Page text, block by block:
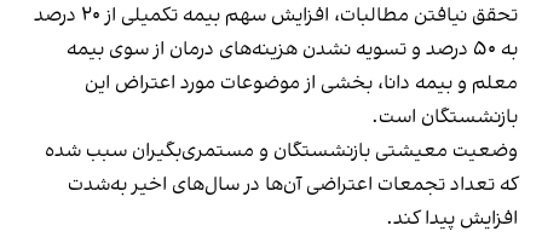
تحقق نیافتن مطالبات، افزایش سهم بیمه تکمیلی از ۲۰ درصد
به ۵۰ درصد و تسویه نشدن هزینه‌های درمان از سوی بیمه
معلم و بیمه دانا، بخشی از موضوعات مورد اعتراض این
بازنشستگان است.
وضعیت معیشتی بازنشستگان و مستمری‌بگیران سبب شده
که تعداد تجمعات اعتراضی آن‌ها در سال‌های اخیر به‌شدت
افزایش پیدا کند.